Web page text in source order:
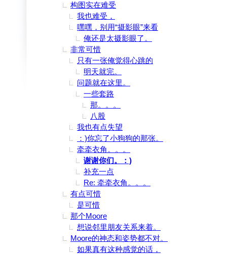
构图实在难受
我也难受，
嘿嘿，别用“摄影眼”来看
俺还是太摄影眼了。
非常可惜
只有一张俺觉得心跳的
明天就完。
问题就在这里。
一些套路
那。。。
八股
我也有点失望
：)你忘了小狗狗的那张。
牵牵衣角。。。
谢谢你们。：)
补充一点
Re: 牵牵衣角。。。
有点可惜
是可惜
那个Moore
想说邻里朋友关系来着。
Moore的神态和姿势都不对。
如果真有这种感觉的话，